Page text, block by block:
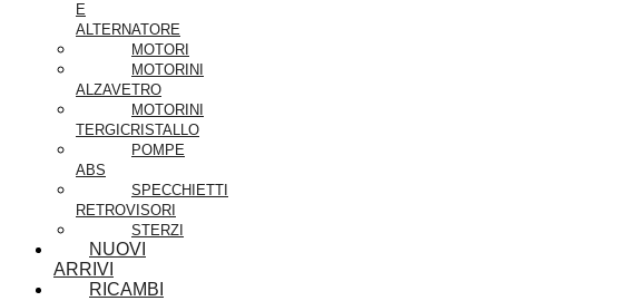
E
ALTERNATORE
MOTORI
MOTORINI
ALZAVETRO
MOTORINI
TERGICRISTALLO
POMPE
ABS
SPECCHIETTI
RETROVISORI
STERZI
NUOVI
ARRIVI
RICAMBI